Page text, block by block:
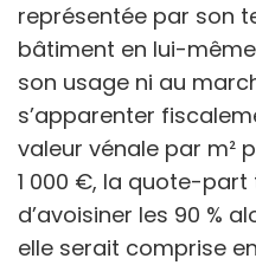
représentée par son
bâtiment en lui-
son usage ni au
s’apparenter
valeur vénale par m²
1 000 €, la quote-part
d’avoisiner les 90 %
elle serait comprise